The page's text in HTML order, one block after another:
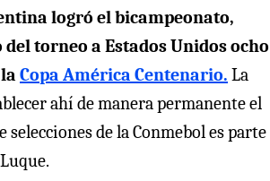
logró el bicampeonato,
torneo a Estados Unidos ocho
Copa América Centenario. La
ahí de manera permanente el
de la Conmebol es parte